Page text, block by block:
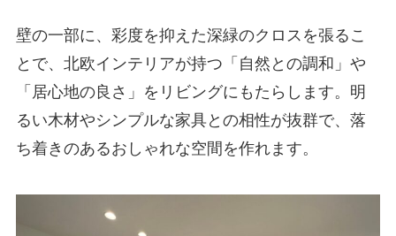
壁の一部に、彩度を抑えた深緑のクロスを張るこ
とで、北欧インテリアが持つ「自然との調和」や
「居心地の良さ」をリビングにもたらします。明
るい木材やシンプルな家具との相性が抜群で、落
ち着きのあるおしゃれな空間を作れます。